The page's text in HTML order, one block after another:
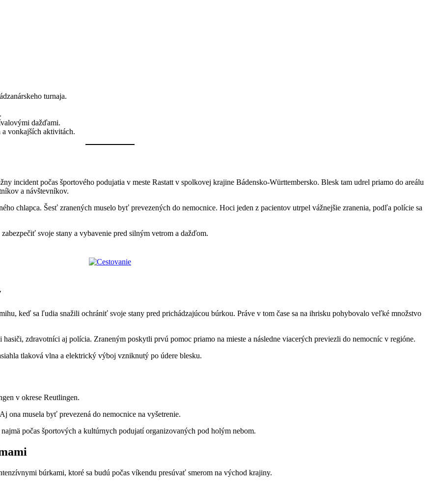
turnaja.
dažďami.
vonkajších aktivitách.
incident počas športového podujatia v meste Rastatt v spolkovej krajine Bádensko-Württembersko. Blesk tam udrel priamo do areálu
a návštevníkov.
chlapca. Šesť zranených muselo byť prevezených do nemocnice. Hoci jeden z pacientov utrpel vážnejšie zranenia, podľa polície sa
svoje stany a vybavenie pred silným vetrom a dažďom.
keď sa ľudia snažili ochrániť svoje stany pred prichádzajúcou búrkou. Práve v tom čase sa na ihrisku pohybovalo veľké množstvo
zdravotníci aj polícia. Zraneným poskytli prvú pomoc priamo na mieste a následne viacerých previezli do nemocníc v regióne.
tlaková vlna a elektrický výboj vzniknutý po údere blesku.
v okrese Reutlingen.
ona musela byť prevezená do nemocnice na vyšetrenie.
počas športových a kultúrnych podujatí organizovaných pod holým nebom.
búrkami, ktoré sa budú počas víkendu presúvať smerom na východ krajiny.